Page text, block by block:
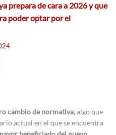
prepara de cara a 2026 y que
poder optar por el
cambio de normativa, algo que
actual en el que se encuentra